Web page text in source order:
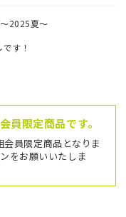
2025夏～
す！
員限定商品です。
会員限定商品となりま
をお願いいたしま